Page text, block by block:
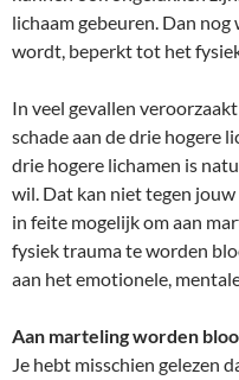
lichaam gebeuren. Dan
wordt, beperkt tot het
In veel gevallen
schade aan de drie hogere
drie hogere lichamen is
wil. Dat kan niet tegen
in feite mogelijk om aan
fysiek trauma te worden
aan het emotionele,
Aan marteling worden
Je hebt misschien gelezen